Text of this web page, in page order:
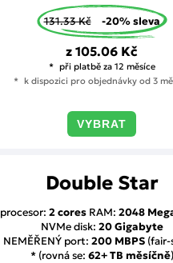
131.33 Kč -20% sleva
z 105.06 Kč
při platbě za 12 měsíce
k dispozici pro objednávky od 3
VYBRAT
Double Star
procesor: 2 coresRAM: 2048
NVMe disk: 20 Gigabyte
NEMĚŘENÝ port: 200 MBPS (fair-
* (rovná se: 62+ TB měsíčně)